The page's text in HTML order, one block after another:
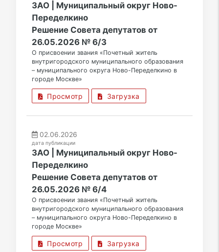
ЗАО | Муниципальный округ Ново-
Переделкино
Решение Совета депутатов от
26.05.2026 № 6/3
О присвоении звания «Почетный житель
внутригородского муниципального образования
– муниципального округа Ново-Переделкино в
городе Москве»
Просмотр Загрузка
02.06.2026
дата публикации
ЗАО | Муниципальный округ Ново-
Переделкино
Решение Совета депутатов от
26.05.2026 № 6/4
О присвоении звания «Почетный житель
внутригородского муниципального образования
– муниципального округа Ново-Переделкино в
городе Москве»
Просмотр Загрузка